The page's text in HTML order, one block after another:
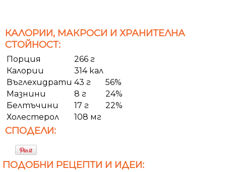
КАЛОРИИ, МАКРОСИ И ХРАНИТЕЛНА
СТОЙНОСТ:
Порция
266 г
Калории
314 кал
Въглехидрати 43 г
56%
Мазнини
8 г
24%
Белтъчини
17 г
22%
Холестерол
108 мг
СПОДЕЛИ:
ПОДОБНИ РЕЦЕПТИ И ИДЕИ: